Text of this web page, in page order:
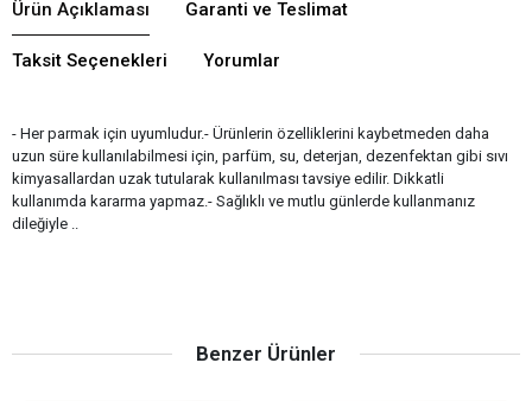
Ürün Açıklaması Garanti ve Teslimat
Taksit Seçenekleri Yorumlar
- Her parmak için uyumludur.- Ürünlerin özelliklerini kaybetmeden daha
uzun süre kullanılabilmesi için, parfüm, su, deterjan, dezenfektan gibi sıvı
kimyasallardan uzak tutularak kullanılması tavsiye edilir. Dikkatli
kullanımda kararma yapmaz.- Sağlıklı ve mutlu günlerde kullanmanız
dileğiyle ..
Benzer Ürünler